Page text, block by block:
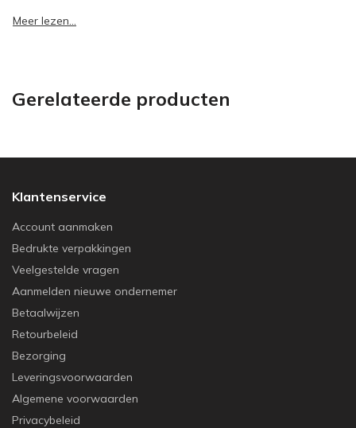
Meer lezen...
Gerelateerde producten
Klantenservice
Account aanmaken
Bedrukte verpakkingen
Veelgestelde vragen
Aanmelden nieuwe ondernemer
Betaalwijzen
Retourbeleid
Bezorging
Leveringsvoorwaarden
Algemene voorwaarden
Privacybeleid